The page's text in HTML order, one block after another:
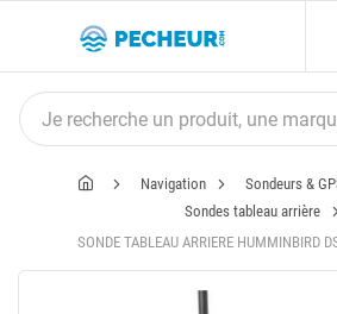
Navigation Sondeurs &
Sondes tableau arrière
SONDE TABLEAU ARRIERE HUMMINBIRD